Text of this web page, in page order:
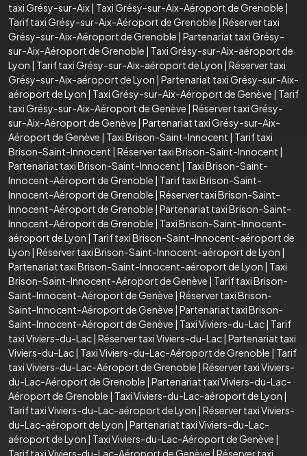
taxi Grésy-sur-Aix| Taxi Grésy-sur-Aix-Aéroport de Grenoble |
Tarif taxi Grésy-sur-Aix-Aéroport de Grenoble | Réserver taxi
Grésy-sur-Aix-Aéroport de Grenoble | Partenariat taxi Grésy-
sur-Aix-Aéroport de Grenoble | Taxi Grésy-sur-Aix-aéroport de
Lyon | Tarif taxi Grésy-sur-Aix-aéroport de Lyon | Réserver taxi
Grésy-sur-Aix-aéroport de Lyon | Partenariat taxi Grésy-sur-Aix-
aéroport de Lyon | Taxi Grésy-sur-Aix-Aéroport de Genève | Tarif
taxi Grésy-sur-Aix-Aéroport de Genève | Réserver taxi Grésy-
sur-Aix-Aéroport de Genève | Partenariat taxi Grésy-sur-Aix-
Aéroport de Genève | Taxi Brison-Saint-Innocent | Tarif taxi
Brison-Saint-Innocent | Réserver taxi Brison-Saint-Innocent |
Partenariat taxi Brison-Saint-Innocent | Taxi Brison-Saint-
Innocent-Aéroport de Grenoble | Tarif taxi Brison-Saint-
Innocent-Aéroport de Grenoble | Réserver taxi Brison-Saint-
Innocent-Aéroport de Grenoble | Partenariat taxi Brison-Saint-
Innocent-Aéroport de Grenoble | Taxi Brison-Saint-Innocent-
aéroport de Lyon | Tarif taxi Brison-Saint-Innocent-aéroport de
Lyon | Réserver taxi Brison-Saint-Innocent-aéroport de Lyon |
Partenariat taxi Brison-Saint-Innocent-aéroport de Lyon | Taxi
Brison-Saint-Innocent-Aéroport de Genève | Tarif taxi Brison-
Saint-Innocent-Aéroport de Genève | Réserver taxi Brison-
Saint-Innocent-Aéroport de Genève | Partenariat taxi Brison-
Saint-Innocent-Aéroport de Genève | Taxi Viviers-du-Lac| Tarif
taxi Viviers-du-Lac| Réserver taxi Viviers-du-Lac| Partenariat taxi
Viviers-du-Lac| Taxi Viviers-du-Lac-Aéroport de Grenoble | Tarif
taxi Viviers-du-Lac-Aéroport de Grenoble | Réserver taxi Viviers-
du-Lac-Aéroport de Grenoble | Partenariat taxi Viviers-du-Lac-
Aéroport de Grenoble | Taxi Viviers-du-Lac-aéroport de Lyon |
Tarif taxi Viviers-du-Lac-aéroport de Lyon | Réserver taxi Viviers-
du-Lac-aéroport de Lyon | Partenariat taxi Viviers-du-Lac-
aéroport de Lyon | Taxi Viviers-du-Lac-Aéroport de Genève |
Tarif taxi Viviers-du-Lac-Aéroport de Genève | Réserver taxi